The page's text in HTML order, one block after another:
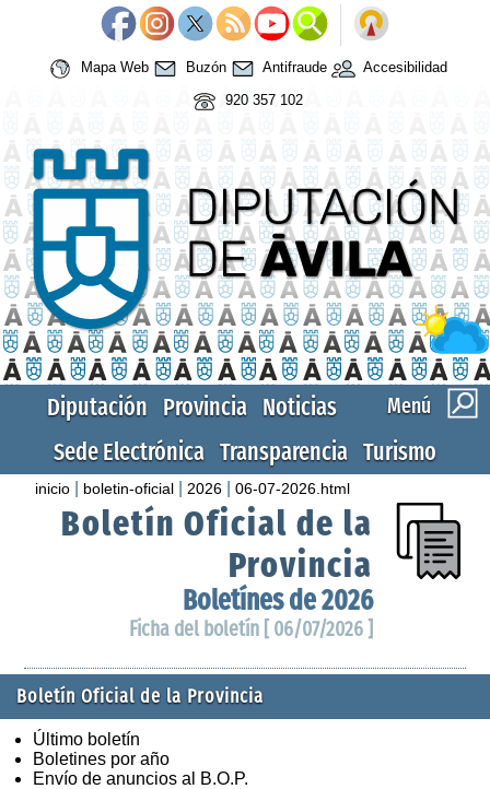
Mapa Web Buzón Antifraude
Accesibilidad
920 357 102
Menú
Diputación Provincia Noticias
Sede Electrónica Transparencia Turismo
inicio boletin-oficial 2026 |06-07-2026.html
Boletín Oficial de la
Provincia
Boletínes de 2026
Ficha del boletín [ 06/07/2026 ]
Boletín Oficial de la Provincia
Último boletín
Boletines por año
Envío de anuncios al B.O.P.